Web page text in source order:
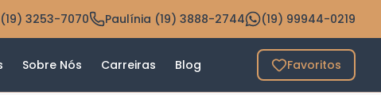
3253-7070 Paulínia (19) 3888-2744 (19) 99944-0219
Sobre Nós Carreiras Blog Favoritos